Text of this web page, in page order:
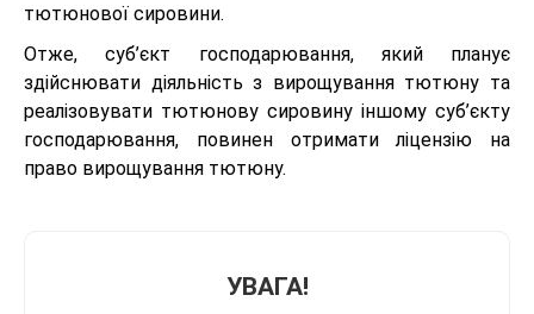
тютюнової сировини.
Отже, суб’єкт господарювання, який планує
здійснювати діяльність з вирощування тютюну та
реалізовувати тютюнову сировину іншому суб’єкту
господарювання, повинен отримати ліцензію на
право вирощування тютюну.
УВАГА!